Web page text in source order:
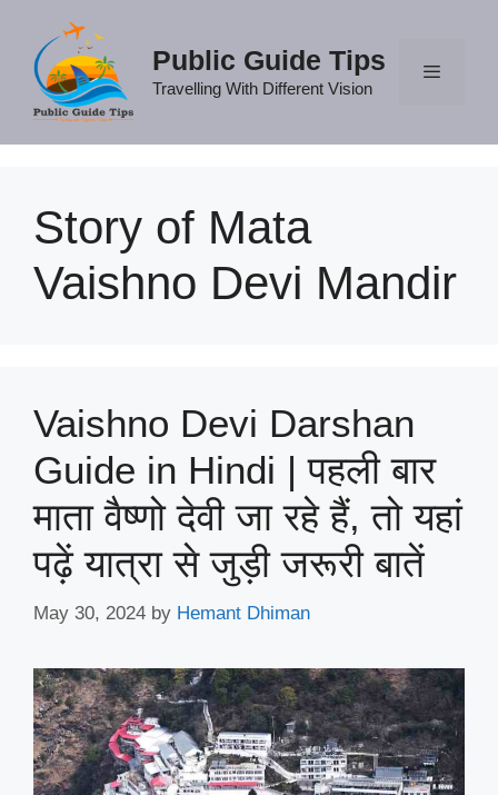
content
Public Guide Tips
Travelling With Different Vision
Story of Mata
Vaishno Devi Mandir
Vaishno Devi Darshan
Guide in Hindi | पहली बार
माता वैष्णो देवी जा रहे हैं, तो यहां
पढ़ें यात्रा से जुड़ी जरूरी बातें
May 30, 2024 by Hemant Dhiman